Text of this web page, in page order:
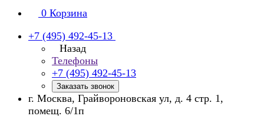
0 Корзина
+7 (495) 492-45-13
Назад
Телефоны
+7 (495) 492-45-13
Заказать звонок
г. Москва, Грайвороновская ул, д. 4 стр. 1,
помещ. 6/1п